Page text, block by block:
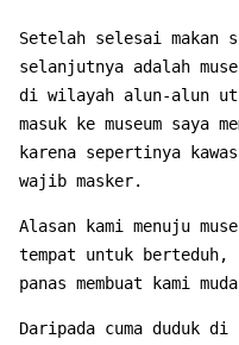
Setelah selesai makan
selanjutnya adalah
di wilayah alun-alun
masuk ke museum saya
karena sepertinya
wajib masker.
Alasan kami menuju
tempat untuk berteduh,
panas membuat kami
Daripada cuma duduk